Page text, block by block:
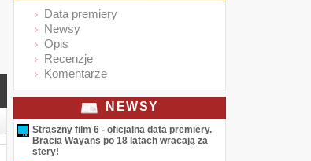
Data premiery
Newsy
Opis
Recenzje
Komentarze
NEWSY
Straszny film 6 - oficjalna data premiery.
Bracia Wayans po 18 latach wracają za
stery!